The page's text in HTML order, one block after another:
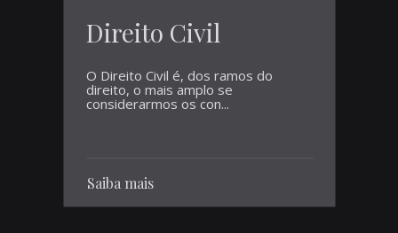
Direito Civil
O Direito Civil é, dos ramos do
direito, o mais amplo se
considerarmos os con...
Saiba mais